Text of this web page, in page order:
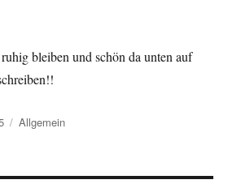
bleiben und schön da unten auf
Kategorien
Allgemein